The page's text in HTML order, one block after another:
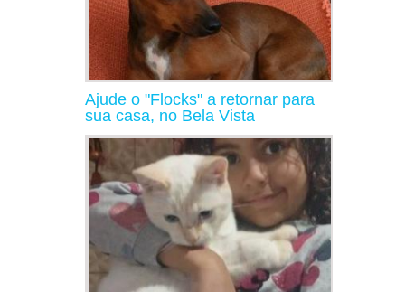
Ajude o "Flocks" a retornar para
sua casa, no Bela Vista